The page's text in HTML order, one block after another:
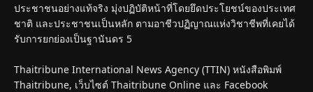
ประชาชนอย่างแท้จริง มุ่งปฏิบัติหน้าที่โดยยึดประโยชน์ของประเทศ
ชาติ และประชาชนเป็นหลัก ตามอาชีวปฏิญาณแห่งวิชาชีพที่เคยได้
รับการยกย่องเป็นฐานันดร 5
Thaitribune International News Agency (TTIN) หนังสือพิมพ์
Thaitribune, เว็บไซต์ Thaitribune Online และ Facebook